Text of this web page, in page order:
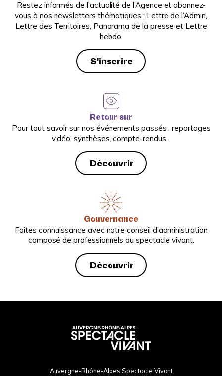
Restez informés de l’actualité de l’Agence et abonnez-
vous à nos newsletters thématiques : Lettre de l’Admin,
Lettre des Territoires, Panorama de la presse et Lettre
hebdo.
S'inscrire
Retour sur
Pour tout savoir sur nos événements passés : reportages
vidéo, synthèses, compte-rendus...
Découvrir
Gouvernance
Faites connaissance avec notre conseil d’administration
composé de professionnels du spectacle vivant.
Découvrir
Auvergne-Rhône-Alpes Spectacle Vivant